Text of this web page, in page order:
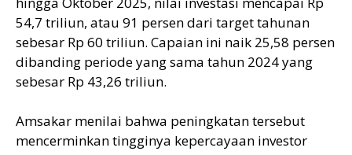
54,7 triliun, atau 91 persen dari target tahunan
sebesar Rp 60 triliun. Capaian ini naik 25,58 persen
dibanding periode yang sama tahun 2024 yang
sebesar Rp 43,26 triliun.
Amsakar menilai bahwa peningkatan tersebut
mencerminkan tingginya kepercayaan investor